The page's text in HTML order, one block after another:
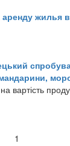
жилья
вартість
1